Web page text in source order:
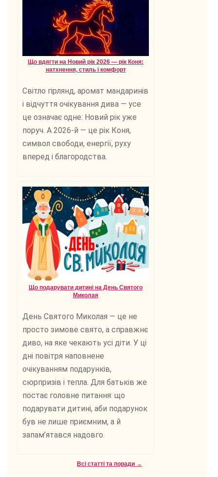
Що вдягти на Новий рік 2026 — рік Коня:
натхнення, стиль і комфорт
Світло гірлянд, аромат мандаринів
і відчуття очікування дива — усе
це означає одне: Новий рік уже
поруч. А 2026-й — це рік Коня,
символ свободи, енергії, руху
вперед і благородства.
Що подарувати дитині на День Святого
Миколая
День Святого Миколая — це не
просто зимове свято, а справжнє
диво, на яке чекають усі діти. У ці
дні повітря наповнене
очікуванням подарунків,
сюрпризів і тепла. Для батьків же
постає головне питання: що
подарувати дитині, аби подарунок
був не лише приємним, а й
запам’ятався надовго.
Всі статті та поради →